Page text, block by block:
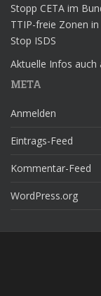
Stopp CETA im
TTIP-freie Zonen in
Stop ISDS
Aktuelle Infos auch
META
Anmelden
Eintrags-Feed
Kommentar-Feed
WordPress.org